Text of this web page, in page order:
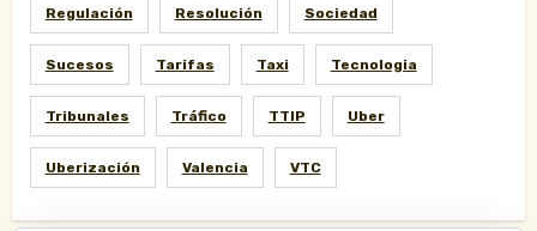
Regulación Resolución Sociedad
Sucesos Tarifas Taxi Tecnologia
Tribunales Tráfico TTIP Uber
Uberización Valencia VTC